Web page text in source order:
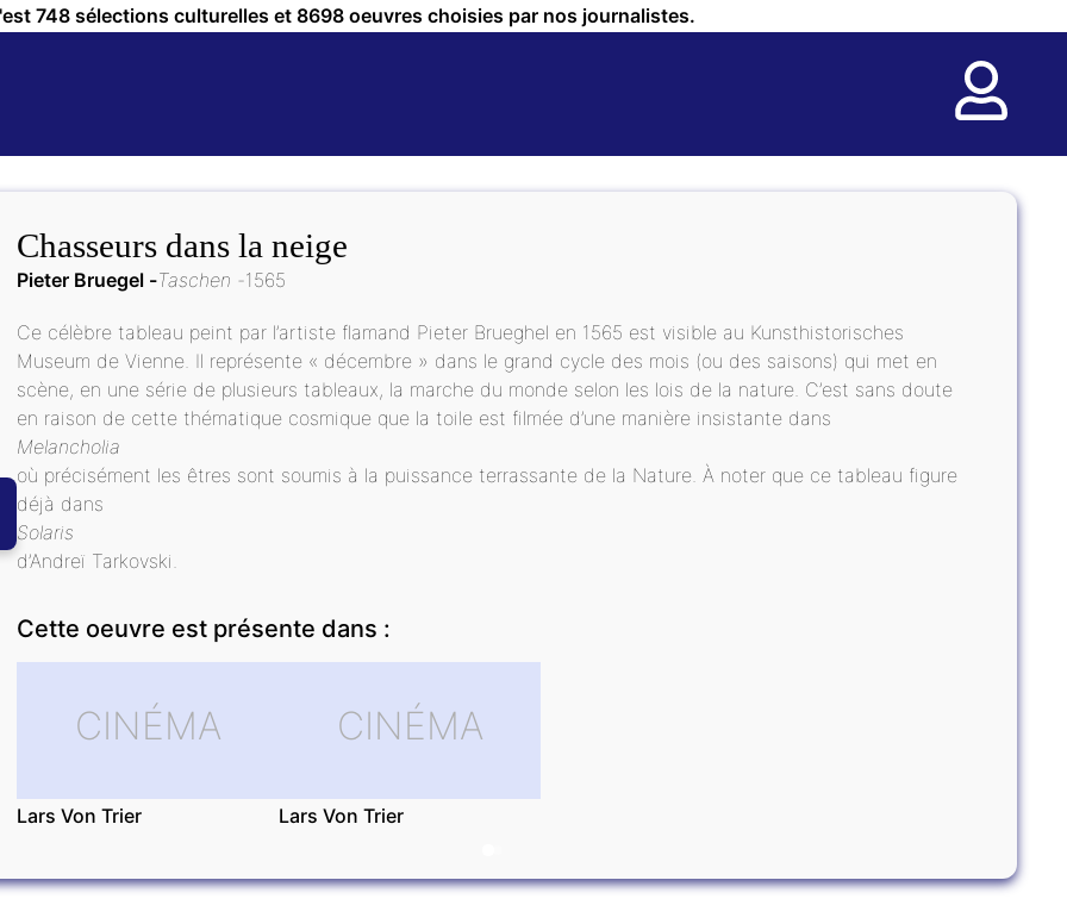
748 sélections culturelles et 8698 oeuvres choisies par nos journalistes.
?
Chasseurs dans la neige
Pieter Bruegel Taschen 1565
Ce célèbre tableau peint par l’artiste flamand Pieter Brueghel en 1565 est visible au Kunsthistorisches
Museum de Vienne. Il représente « décembre » dans le grand cycle des mois (ou des saisons) qui met en
scène, en une série de plusieurs tableaux, la marche du monde selon les lois de la nature. C’est sans doute
en raison de cette thématique cosmique que la toile est filmée d’une manière insistante dans
Melancholia
où précisément les êtres sont soumis à la puissance terrassante de la Nature. À noter que ce tableau figure
déjà dans
Solaris
d’Andreï Tarkovski.
Cette oeuvre est présente dans :
CINÉMA
Lars Von Trier
CINÉMA
Lars Von Trier